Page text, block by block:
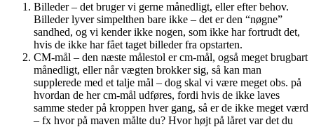
Billeder – det bruger vi gerne månedligt, eller efter behov.
Billeder lyver simpelthen bare ikke – det er den “nøgne”
sandhed, og vi kender ikke nogen, som ikke har fortrudt det,
hvis de ikke har fået taget billeder fra opstarten.
CM-mål – den næste målestol er cm-mål, også meget brugbart
månedligt, eller når vægten brokker sig, så kan man
supplerede med et talje mål – dog skal vi være meget obs. på
hvordan de her cm-mål udføres, fordi hvis de ikke laves
samme steder på kroppen hver gang, så er de ikke meget værd
– fx hvor på maven målte du? Hvor højt på låret var det du